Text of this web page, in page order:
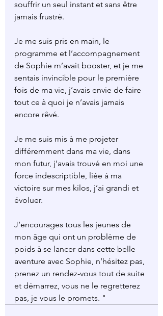
souffrir un seul instant et sans être
jamais frustré.
Je me suis pris en main, le
programme et l’accompagnement
de Sophie m’avait booster, et je me
sentais invincible pour le première
fois de ma vie, j’avais envie de faire
tout ce à quoi je n’avais jamais
encore rêvé.
Je me suis mis à me projeter
différemment dans ma vie, dans
mon futur, j’avais trouvé en moi une
force indescriptible, liée à ma
victoire sur mes kilos, j’ai grandi et
évoluer.
J’encourages tous les jeunes de
mon âge qui ont un problème de
poids à se lancer dans cette belle
aventure avec Sophie, n’hésitez pas,
prenez un rendez-vous tout de suite
et démarrez, vous ne le regretterez
pas, je vous le promets. "